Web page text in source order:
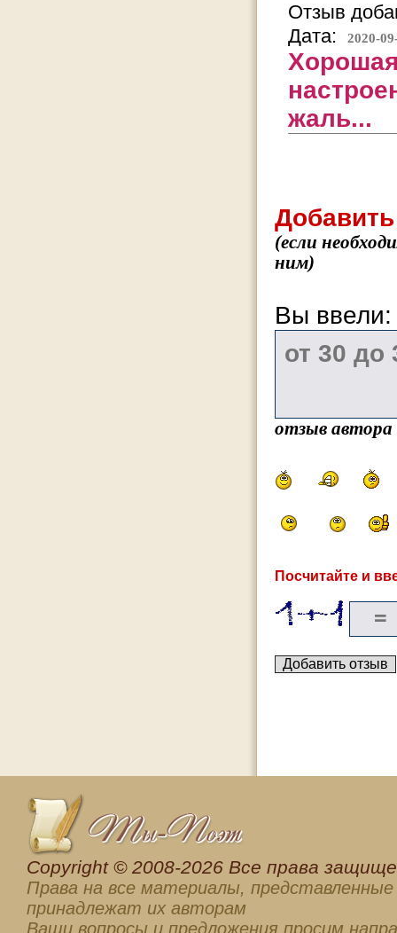
Отзыв
Дата:
2020-
жаль...
(если
ним)
Вы
отзыв
Посчитайте и
Сopyright © 2008-2026 Все права
Права на все материалы, представленные
принадлежат их авторам
Ваши вопросы и предложения просим